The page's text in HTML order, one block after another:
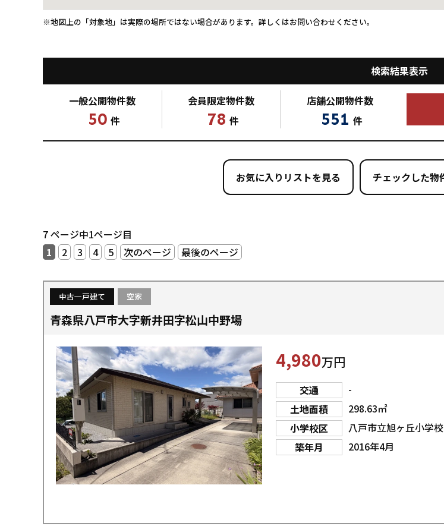
※地図上の「対象地」は実際の場所ではない場合があります。詳しくはお問い合わせください。
検索結果表示
一般公開物件数
50 件
会員限定物件数
78 件
店舗公開物件数
551 件
お気に入りリストを見る
7 ページ中1ページ目
1
2 3 4 5 次のページ 最後のページ
中古一戸建て 空家
青森県八戸市大字新井田字松山中野場
4,980万円
交通 -
土地面積
298.63㎡
小学校区
八戸市立旭ヶ丘小学校
築年月
2016年4月